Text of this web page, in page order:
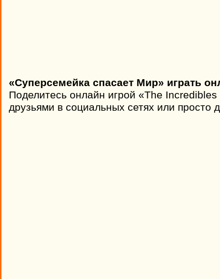
«Суперсемейка спасает Мир» играть
Поделитесь онлайн игрой «The
друзьями в социальных сетях или просто